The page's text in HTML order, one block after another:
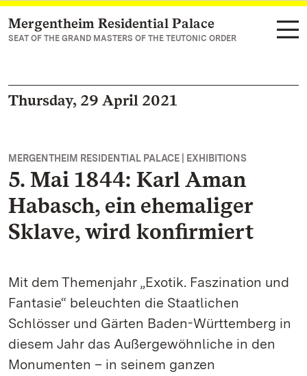
Navigate to main page
Mergentheim Residential Palace
SEAT OF THE GRAND MASTERS OF THE TEUTONIC ORDER
Thursday, 29 April 2021
MERGENTHEIM RESIDENTIAL PALACE | EXHIBITIONS
5. Mai 1844: Karl Aman
Habasch, ein ehemaliger
Sklave, wird konfirmiert
Mit dem Themenjahr „Exotik. Faszination und
Fantasie“ beleuchten die Staatlichen
Schlösser und Gärten Baden-Württemberg in
diesem Jahr das Außergewöhnliche in den
Monumenten – in seinem ganzen